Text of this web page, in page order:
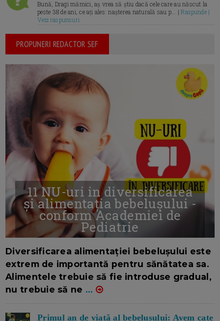
Bună, Dragi mămici, aș vrea să știu dacă cele care au născut la
peste 38 de ani, ce ați ales: nașterea naturală sau p... |Raspunde |
Vezi raspunsuri
PROPUNERI REDACTOR SEF
11 NU-uri in diversificarea
și alimentația bebelușului -
conform Academiei de
Pediatrie
Diversificarea alimentației bebelușului este
extrem de importantă pentru sănătatea sa.
Alimentele trebuie să fie introduse gradual,
nu trebuie să ne ...
Primul an de viață al bebelușului: Avem cate